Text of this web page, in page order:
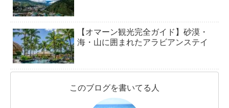
【オマーン観光完全ガイド】砂漠・
海・山に囲まれたアラビアンステイ
このブログを書いてる人